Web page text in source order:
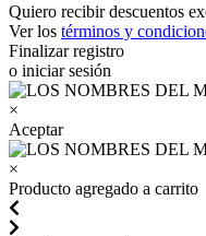
Quiero recibir descuentos
Ver los términos y
Finalizar registro
o iniciar sesión
×
Aceptar
×
Producto agregado a carrito